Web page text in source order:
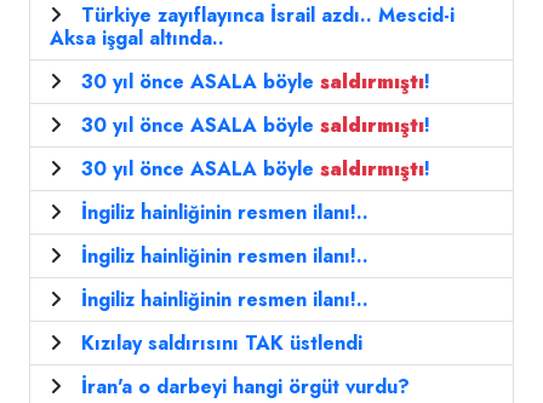
Türkiye zayıflayınca İsrail azdı.. Mescid-i
Aksa işgal altında..
30 yıl önce ASALA böyle saldırmıştı!
30 yıl önce ASALA böyle saldırmıştı!
30 yıl önce ASALA böyle saldırmıştı!
İngiliz hainliğinin resmen ilanı!..
İngiliz hainliğinin resmen ilanı!..
İngiliz hainliğinin resmen ilanı!..
Kızılay saldırısını TAK üstlendi
İran'a o darbeyi hangi örgüt vurdu?